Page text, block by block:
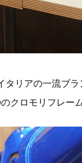
タリアの一流ブ
クロモリフレー